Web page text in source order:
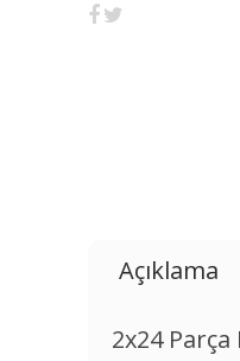
Açıklama
2x24 Parça